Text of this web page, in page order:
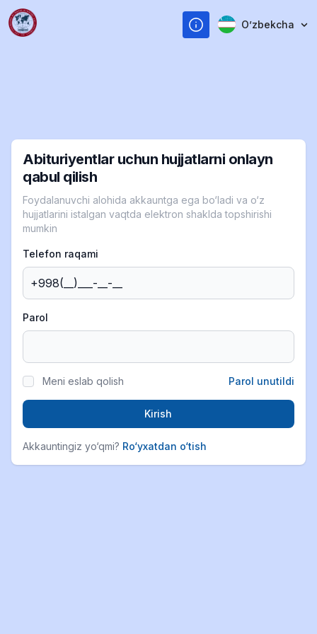
Oʼzbekcha
Abituriyentlar uchun hujjatlarni onlayn
qabul qilish
Foydalanuvchi alohida akkauntga ega bo‘ladi va o‘z
hujjatlarini istalgan vaqtda elektron shaklda topshirishi
mumkin
Telefon raqami
Parol
Meni eslab qolish Parol unutildi
Kirish
Akkauntingiz yo‘qmi? Ro‘yxatdan o‘tish